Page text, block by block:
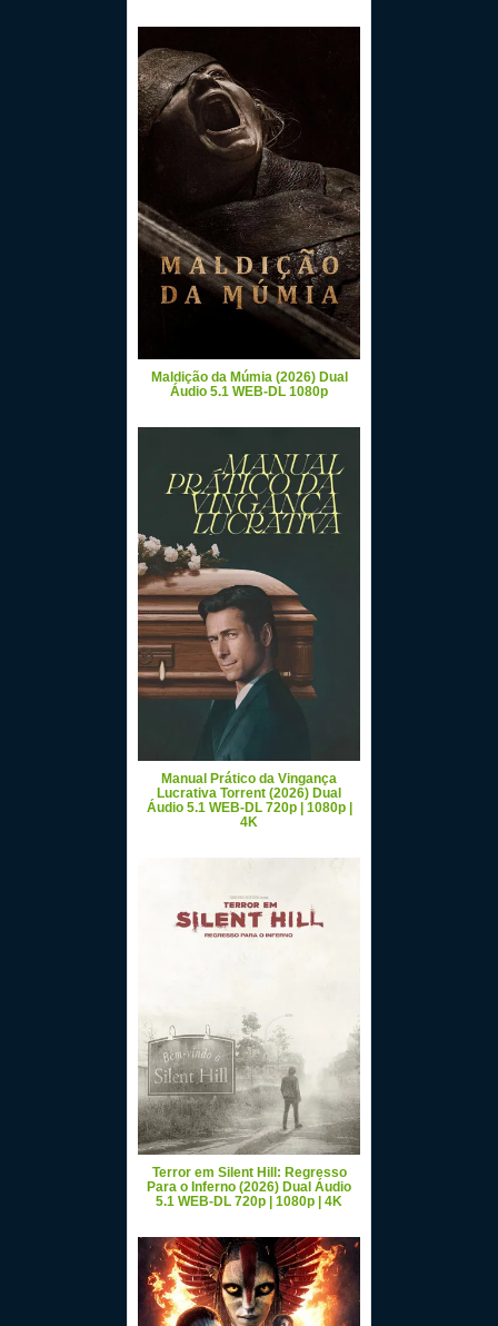
Maldição da Múmia (2026) Dual
Áudio 5.1 WEB-DL 1080p
Manual Prático da Vingança
Lucrativa Torrent (2026) Dual
Áudio 5.1 WEB-DL 720p | 1080p |
4K
Terror em Silent Hill: Regresso
Para o Inferno (2026) Dual Áudio
5.1 WEB-DL 720p | 1080p | 4K